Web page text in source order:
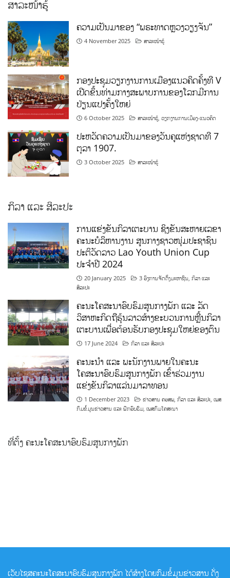
ສາລະໜ້າຮູ້
ຄວາມເປັນມາຂອງ “ພຣະທາດຫຼວງວຽງຈັນ”
4 November 2025 ສາລະໜ້າຮູ້
ກອງປະຊຸມວຽກງານການເມືອງແນວຄິດຄັ້ງທີ V
ເປີດຂຶ້ນທ່າມກາງສະພາບການຂອງໂລກມີການ
ປ່ຽນແປງຄັ້ງໃຫຍ່
6 October 2025 ສາລະໜ້າຮູ້,ວຽກງານການເມືອງ-ແນວຄິດ
ປະຫວັດຄວາມເປັນມາຂອງວັນຄູແຫ່ງຊາດທີ 7
ຕຸລາ 1907.
3 October 2025 ສາລະໜ້າຮູ້
ກິລາ ແລະ ສິລະປະ
ການແຂ່ງຂັນກິລາເຕະບານ ຊິງຂັນສະຫາຍເລຂາ
ຄະນະບໍລິຫານງານ ສູນກາງຊາວໜຸ່ມປະຊາຊົນ
ປະຕິວັດລາວ Lao Youth Union Cup
ປະຈຳປີ 2024
20 January 2025 3 ອົງການຈັດຕັ້ງມະຫາຊົນ ,ກິລາ ແລະ
ສິລະປະ
ຄະນະໂຄສະນາອົບຮົມສູນກາງພັກ ແລະ ລັດ
ວິສາຫະກິດຖືຮຸ້ນລາວສ້າງຂະບວນການຫຼີ້ນກິລາ
ເຕະບານເພື່ອຕ້ອນຮັບກອງປະຊຸມໃຫຍ່ຂອງຕົນ
17 June 2024 ກິລາ ແລະ ສິລະປະ
ຄະນະນຳ ແລະ ພະນັກງານພາຍໃນຄະນະ
ໂຄສະນາອົບຮົມສູນກາງພັກ ເຂົ້າຮ່ວມງານ
ແຂ່ງຂັນກິລາແລ່ນມາລາທອນ
1 December 2023 ຂ່າວສານ ຄອສພ ,ກິລາ ແລະ ສິລະປະ ,ເພສ
ກົມຂໍ້ມູນຂ່າວສານ ແລະ ຝຶກອົບຮົມ ,ເພສກົມໂຄສະນາ
ທີ່ຕັ້ງ ຄະນະໂຄສະນາອົບຮົມສູນກາງພັກ
ເວັບໄຊສຄະນະໂຄສະນາອົບຮົມສູນກາງພັກ ໄດ້ສ້າງໂດຍກົມຂໍ້ມູນຂ່າວສານ ດັ່ງ